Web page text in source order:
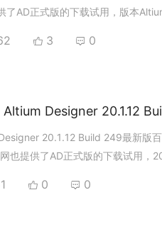
了AD正式版的下载试用 ， 版本Altiu
3 0
Altium Designer 20.1.12 Bui
esigner 20.1.12 Build 249最新版百
网也提供了AD正式版的下载试用 ， 2
0 0